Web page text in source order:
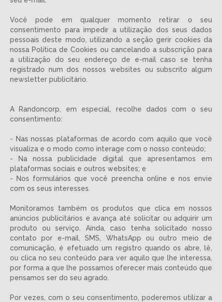
Você pode em qualquer momento retirar o seu
consentimento para impedir a utilização dos seus dados
pessoais deste modo, utilizando a seção gerir cookies da
nossa Política de Cookies ou cancelando a subscrição para
a utilização do seu endereço de e-mail caso se tenha
registrado num dos nossos websites ou subscrito algum
newsletter publicitário.
A Randoncorp, em especial, recolhe dados com o seu
consentimento:
- Nas nossas plataformas de acordo com aquilo que você
visualiza e o modo como interage com o nosso conteúdo;
- Na nossa publicidade digital que apresentamos em
plataformas sociais e outros websites; e
- Nos formulários que você preencha online e nos envie
com os seus interesses.
Monitoramos também os produtos que clica em nossos
anúncios publicitários e avança até solicitar ou adquirir um
produto ou serviço. Ainda, caso tenha solicitado nosso
contato por e-mail, SMS, WhatsApp ou outro meio de
comunicação, é efetuado um registro quando os abre, lê,
ou clica no seu conteúdo para ver aquilo que lhe interessa,
por forma a que lhe possamos oferecer mais conteúdo que
pensamos ser do seu agrado.
Por vezes, com o seu consentimento, poderemos utilizar a